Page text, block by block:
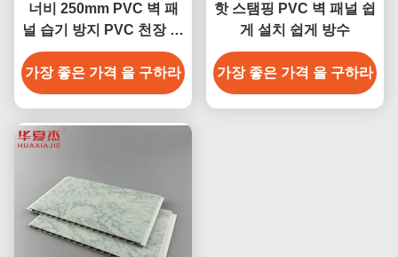
너비 250mm PVC 벽 패
널 습기 방지 PVC 천장 패
널 250mmx5mm
가장 좋은 가격 을 구하라
핫 스탬핑 PVC 벽 패널 쉽
게 설치 쉽게 방수
가장 좋은 가격 을 구하라